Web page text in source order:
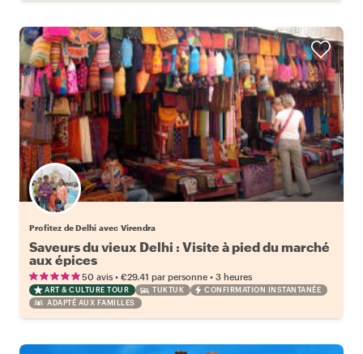
Profitez de Delhi avec Virendra
Saveurs du vieux Delhi : Visite à pied du marché
aux épices
50 avis • €29.41 par personne • 3 heures
ART & CULTURE TOUR TUKTUK
CONFIRMATION INSTANTANÉE
ADAPTÉ AUX FAMILLES